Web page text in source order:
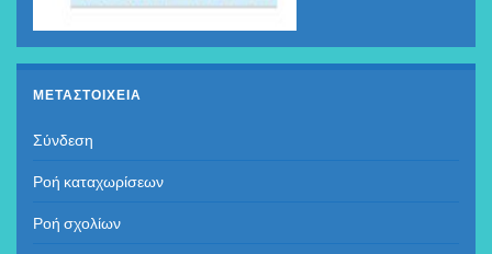
ΜΕΤΑΣΤΟΙΧΕΊΑ
Σύνδεση
Ροή καταχωρίσεων
Ροή σχολίων